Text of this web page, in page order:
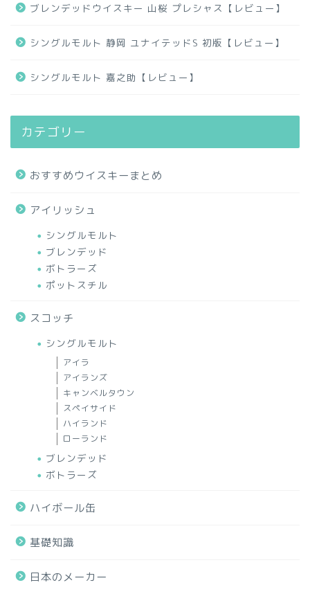
ブレンデッドウイスキー 山桜 プレシャス【レビュー】
シングルモルト 静岡 ユナイテッドS 初版【レビュー】
シングルモルト 嘉之助【レビュー】
カテゴリー
おすすめウイスキーまとめ
アイリッシュ
シングルモルト
ブレンデッド
ボトラーズ
ポットスチル
スコッチ
シングルモルト
アイラ
アイランズ
キャンベルタウン
スペイサイド
ハイランド
ローランド
ブレンデッド
ボトラーズ
ハイボール缶
基礎知識
日本のメーカー